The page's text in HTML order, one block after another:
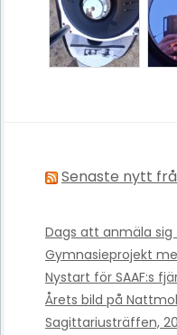
Senaste nytt
Dags att anmäla sig
Gymnasieprojekt
Nystart för SAAF:s
Årets bild på
Sagittariusträffen,